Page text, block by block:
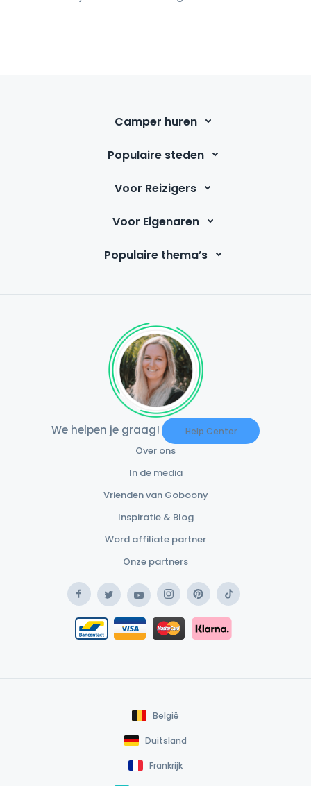
Camper huren
Populaire steden
Voor Reizigers
Voor Eigenaren
Populaire thema’s
We helpen je graag! Help Center
Over ons
In de media
Vrienden van Goboony
Inspiratie & Blog
Word affiliate partner
Onze partners
FacebookTwitterYouTubeInstagramPinterestTikTok
Bancontact / Mister Cash
Safe Payment Card
Safe Payment Klarna
België
Duitsland
Frankrijk